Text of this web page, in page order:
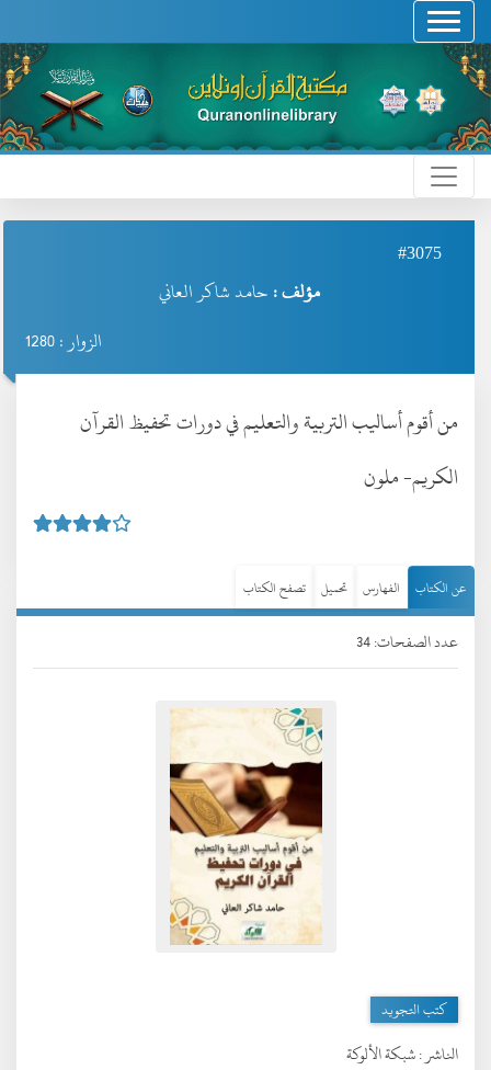
#3075
مؤلف : حامد شاكر العاني
الزوار : 1280
من أقوم أساليب التربية والتعليم في دورات تحفيظ القرآن
الكريم- ملون
عن الكتاب الفهارس تحميل تصفح الكتاب
عدد الصفحات: 34
الناشر :شبكة الألوكة
كتب التجويد